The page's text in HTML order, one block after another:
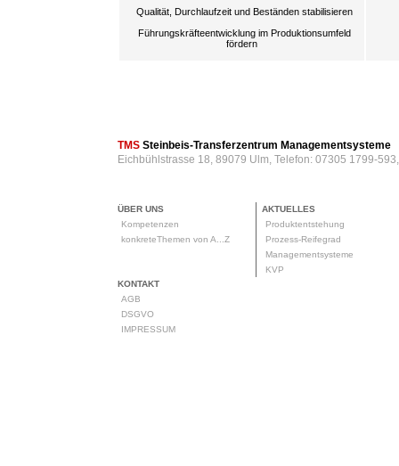
Qualität, Durchlaufzeit und Beständen stabilisieren
Führungskräfteentwicklung im Produktionsumfeld
fördern
TMS Steinbeis-Transferzentrum Managementsysteme
Eichbühlstrasse 18, 89079 Ulm, Telefon: 07305 1799-
ÜBER UNS
Kompetenzen
konkreteThemen von A...Z
AKTUELLES
Produktentstehung
Prozess-Reifegrad
Managementsysteme
KVP
KONTAKT
AGB
DSGVO
IMPRESSUM